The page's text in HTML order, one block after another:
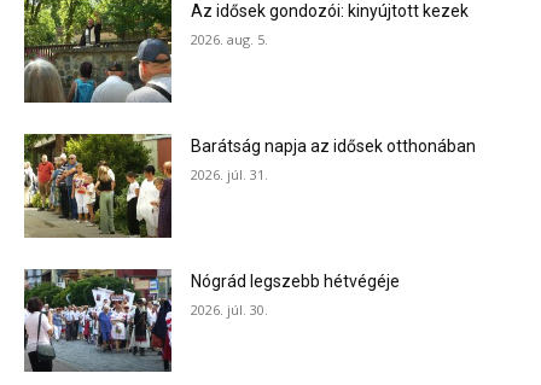
Az idősek gondozói: kinyújtott kezek
2026. aug. 5.
Barátság napja az idősek otthonában
2026. júl. 31.
Nógrád legszebb hétvégéje
2026. júl. 30.